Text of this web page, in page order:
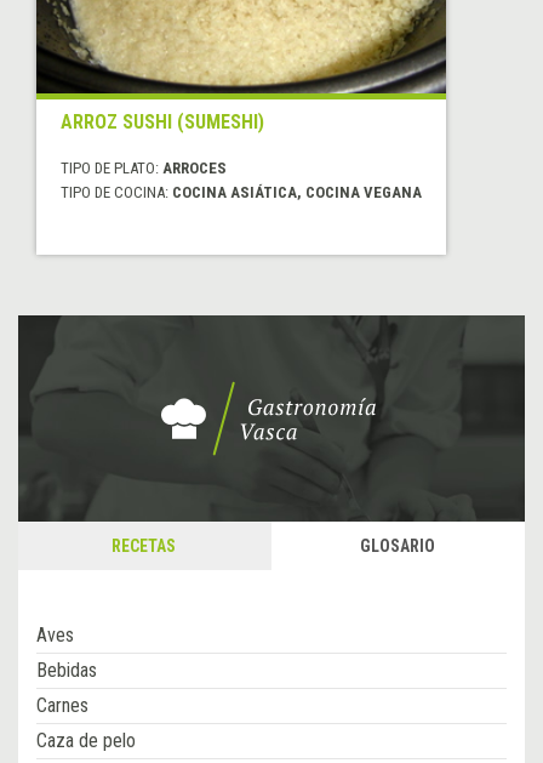
ARROZ SUSHI (SUMESHI)
TIPO DE PLATO: ARROCES
TIPO DE COCINA: COCINA ASIÁTICA, COCINA VEGANA
RECETAS GLOSARIO
Aves
Bebidas
Carnes
Caza de pelo